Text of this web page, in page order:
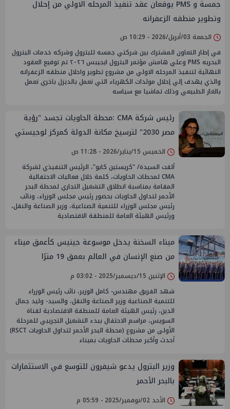
جمسة و PMS يوقعان عقد تنفيذ المرحله الاولي من إحلال
وتطوير منطقه الزعفرانه
الجمعة 03/أبريل/2026 - 10:29 ص
في إطار التعاون المشترك بين شركتي جمسه للبترول وشركه خدمات البترول
البحريه PMS وعلي هامش مؤتمر البترول ايجيبس ٢٠٢٦ تم توقيع العقود
النهائية لتنفيذ المرحله الاولي من مشروع تطوير واحلال منطقه الزعفرانه
والذي يهدف إلي إحلال مولدات الكهرباء التي تعمل بالديزل باخري تعمل
بالغاز الطبيعي وذلك تماشيا مع سياسه
رئيس شركة CMA :محطة الحاويات تجسد "رؤية
مصر 2030" لترسيخ مكانة الدولة كمركز لوجيستي
عالميالخميس 15/يناير/2026 - 11:28 ص
ألقت السيدة/ "كريستين كابو"، الرئيس التنفيذي لشركة
CMA لمحطات الحاويات، كلمة خلال فعاليات الاحتفالية
المقامة بمناسبة انطلاق التشغيل التجاري لمحطة البحر
الأحمر لتداول الحاويات بحضور رئيس مجلس الوزراء، ونائب
رئيس مجلس الوزراء للتنمية الصناعية، وزير الصناعة والنقل،
ورئيس الهيئة العامة للمنطقة الاقتصادية
ميناء السخنة يدخل موسوعة جينيس كأعمق ميناء
من صنع الإنسان في العالم بعمق 19 مترًا
الإثنين 15/ديسمبر/2025 - 03:02 م
شهد الفريق مهندس- كامل الوزير، نائب رئيس الوزراء
للتنمية الصناعية وزير الصناعة والنقل، والسيد- وليد جمال
الدين، رئيس الهيئة العامة للمنطقة الاقتصادية لقناة
السويس، مراسم الاحتفال ببدء التشغيل التجريبي للمرحلة
الأولى من مشروع (محطة البحر الأحمر لتداول الحاويات RSCT)
أحدث وأكبر محطات الحاويات بميناء
وزير البترول يدعو شيفرون للتوسع في الاستثمارات
بالبحر الأحمر
الأحد 02/نوفمبر/2025 - 05:59 م